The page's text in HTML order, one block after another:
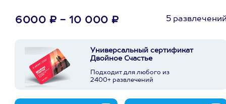
6000 ₽ - 10 000 ₽ 5
Универсальный сертификат
Двойное Счастье
Подходит для любого из
2400+ развлечений